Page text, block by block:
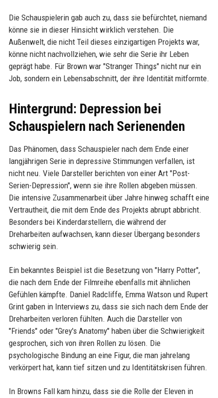
Die Schauspielerin gab auch zu, dass sie befürchtet, niemand
könne sie in dieser Hinsicht wirklich verstehen. Die
Außenwelt, die nicht Teil dieses einzigartigen Projekts war,
könne nicht nachvollziehen, wie sehr die Serie ihr Leben
geprägt habe. Für Brown war "Stranger Things" nicht nur ein
Job, sondern ein Lebensabschnitt, der ihre Identität mitformte.
Hintergrund: Depression bei
Schauspielern nach Serienenden
Das Phänomen, dass Schauspieler nach dem Ende einer
langjährigen Serie in depressive Stimmungen verfallen, ist
nicht neu. Viele Darsteller berichten von einer Art "Post-
Serien-Depression", wenn sie ihre Rollen abgeben müssen.
Die intensive Zusammenarbeit über Jahre hinweg schafft eine
Vertrautheit, die mit dem Ende des Projekts abrupt abbricht.
Besonders bei Kinderdarstellern, die während der
Dreharbeiten aufwachsen, kann dieser Übergang besonders
schwierig sein.
Ein bekanntes Beispiel ist die Besetzung von "Harry Potter",
die nach dem Ende der Filmreihe ebenfalls mit ähnlichen
Gefühlen kämpfte. Daniel Radcliffe, Emma Watson und Rupert
Grint gaben in Interviews zu, dass sie sich nach dem Ende der
Dreharbeiten verloren fühlten. Auch die Darsteller von
"Friends" oder "Grey's Anatomy" haben über die Schwierigkeit
gesprochen, sich von ihren Rollen zu lösen. Die
psychologische Bindung an eine Figur, die man jahrelang
verkörpert hat, kann tief sitzen und zu Identitätskrisen führen.
In Browns Fall kam hinzu, dass sie die Rolle der Eleven in